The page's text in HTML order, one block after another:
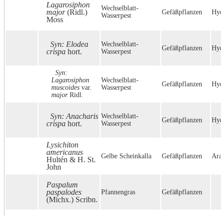
Lagarosiphon
major(Ridl.)
Moss
Wechselblatt-
Wasserpest
Gefäßpflanzen
Syn: Elodea
crispa hort.
Wechselblatt-
Wasserpest
Gefäßpflanzen
Syn:
Lagarosiphon
muscoides var.
majorRidl.
Wechselblatt-
Wasserpest
Gefäßpflanzen
Syn: Anacharis
crispa hort.
Wechselblatt-
Wasserpest
Gefäßpflanzen
Lysichiton
americanus
Hultén & H. St.
John
Gelbe Scheinkalla Gefäßpflanzen
Paspalum
paspalodes
(Michx.) Scribn.
Pfannengras Gefäßpflanzen